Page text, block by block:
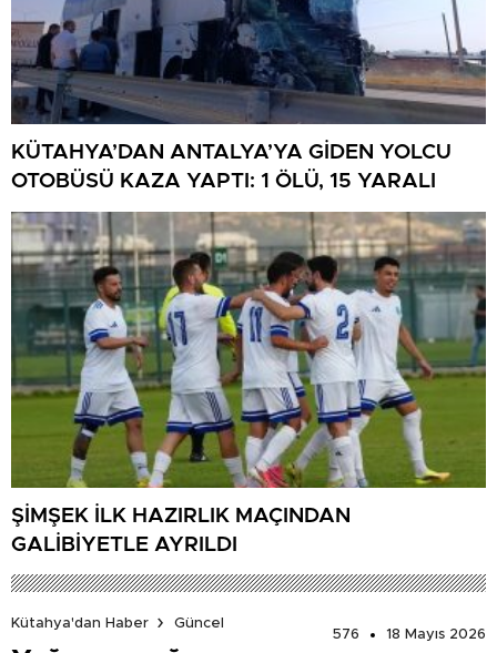
KÜTAHYA’DAN ANTALYA’YA GİDEN YOLCU
OTOBÜSÜ KAZA YAPTI: 1 ÖLÜ, 15 YARALI
ŞİMŞEK İLK HAZIRLIK MAÇINDAN
GALİBİYETLE AYRILDI
Kütahya'dan Haber
Güncel
576
18 Mayıs 2026